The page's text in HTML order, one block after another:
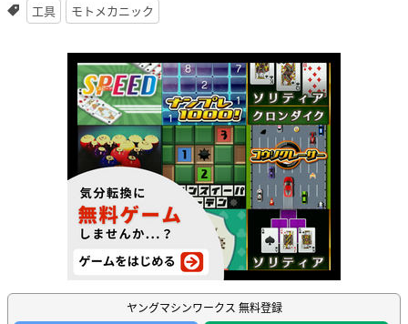
工具 モトメカニック
ヤングマシンワークス 無料登録